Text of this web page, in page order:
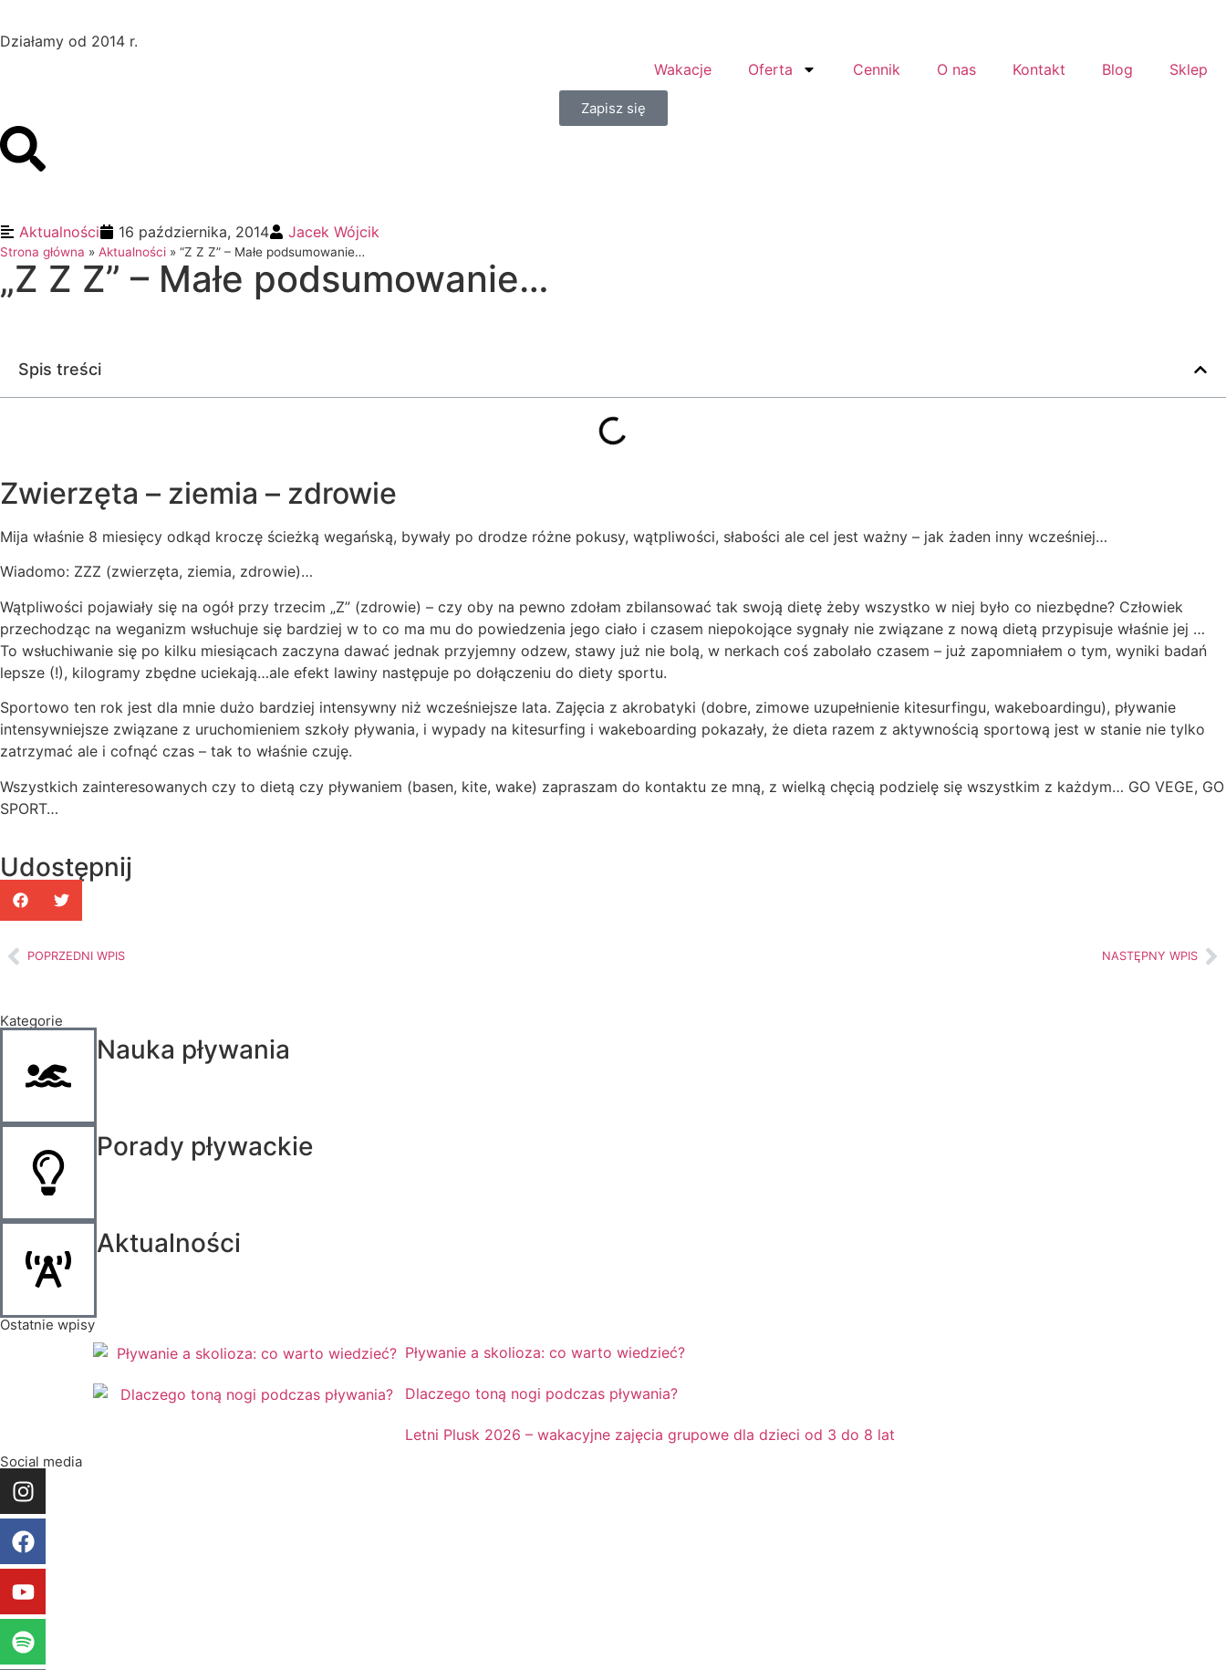
Działamy od 2014 r.
Wakacje
Oferta Cennik O nas Kontakt Blog Sklep
Zapisz się
Aktualności 16 października, 2014 Jacek Wójcik
Strona główna » Aktualności » “Z Z Z” – Małe podsumowanie…
„Z Z Z” – Małe podsumowanie…
Spis treści
Zwierzęta – ziemia – zdrowie
Mija właśnie 8 miesięcy odkąd kroczę ścieżką wegańską, bywały po drodze różne pokusy, wątpliwości, słabości ale cel jest ważny – jak żaden inny wcześniej…
Wiadomo: ZZZ (zwierzęta, ziemia, zdrowie)…
Wątpliwości pojawiały się na ogół przy trzecim „Z” (zdrowie) – czy oby na pewno zdołam zbilansować tak swoją dietę żeby wszystko w niej było co niezbędne? Człowiek
przechodząc na weganizm wsłuchuje się bardziej w to co ma mu do powiedzenia jego ciało i czasem niepokojące sygnały nie związane z nową dietą przypisuje właśnie jej …
To wsłuchiwanie się po kilku miesiącach zaczyna dawać jednak przyjemny odzew, stawy już nie bolą, w nerkach coś zabolało czasem – już zapomniałem o tym, wyniki badań
lepsze (!), kilogramy zbędne uciekają…ale efekt lawiny następuje po dołączeniu do diety sportu.
Sportowo ten rok jest dla mnie dużo bardziej intensywny niż wcześniejsze lata. Zajęcia z akrobatyki (dobre, zimowe uzupełnienie kitesurfingu, wakeboardingu), pływanie
intensywniejsze związane z uruchomieniem szkoły pływania, i wypady na kitesurfing i wakeboarding pokazały, że dieta razem z aktywnością sportową jest w stanie nie tylko
zatrzymać ale i cofnąć czas – tak to właśnie czuję.
Wszystkich zainteresowanych czy to dietą czy pływaniem (basen, kite, wake) zapraszam do kontaktu ze mną, z wielką chęcią podzielę się wszystkim z każdym… GO VEGE, GO
SPORT…
Udostępnij
POPRZEDNI WPIS NASTĘPNY WPIS
Kategorie
Nauka pływania
Porady pływackie
Aktualności
Ostatnie wpisy
Pływanie a skolioza: co warto wiedzieć?
Dlaczego toną nogi podczas pływania?
Letni Plusk 2026 – wakacyjne zajęcia grupowe dla dzieci od 3 do 8 lat
Social media